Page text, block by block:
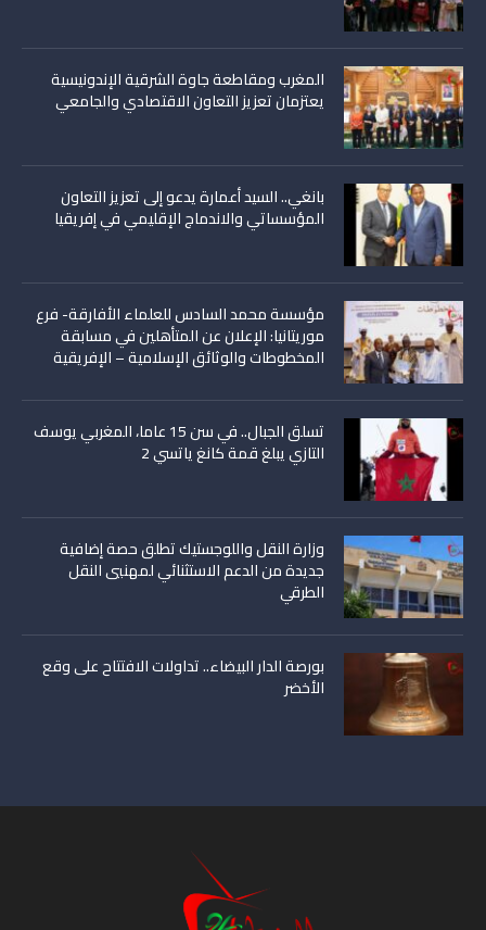
المغرب ومقاطعة جاوة الشرقية الإندونيسية
يعتزمان تعزيز التعاون الاقتصادي والجامعي
بانغي.. السيد أعمارة يدعو إلى تعزيز التعاون
المؤسساتي والاندماج الإقليمي في إفريقيا
مؤسسة محمد السادس للعلماء الأفارقة- فرع
موريتانيا: الإعلان عن المتأهلين في مسابقة
المخطوطات والوثائق الإسلامية – الإفريقية
تسلق الجبال.. في سن 15 عاما، المغربي يوسف
التازي يبلغ قمة كانغ ياتسي 2
وزارة النقل واللوجستيك تطلق حصة إضافية
جديدة من الدعم الاستثنائي لمهنيي النقل
الطرقي
بورصة الدار البيضاء.. تداولات الافتتاح على وقع
الأخضر